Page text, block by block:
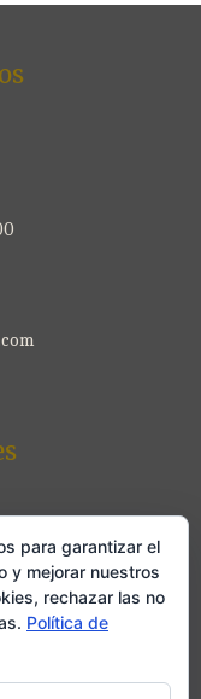
para garantizar el
y mejorar nuestros
rechazar las no
Política de